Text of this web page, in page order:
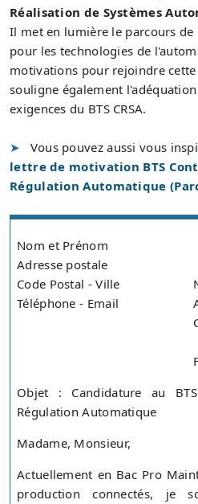
Réalisation de Systèmes
Il met en lumière le parcours
pour les technologies de
motivations pour rejoindre
souligne également
exigences du BTS CRSA.
Vous pouvez aussi vous
lettre de motivation BTS
Régulation Automatique
Nom et Prénom
Adresse postale
Code Postal - Ville
Téléphone - Email
Objet : Candidature au
Régulation Automatique
Madame, Monsieur,
Actuellement en Bac Pro
production connectés, je